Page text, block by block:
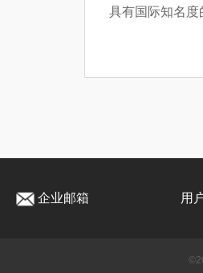
具有国际知名
企业邮箱 用